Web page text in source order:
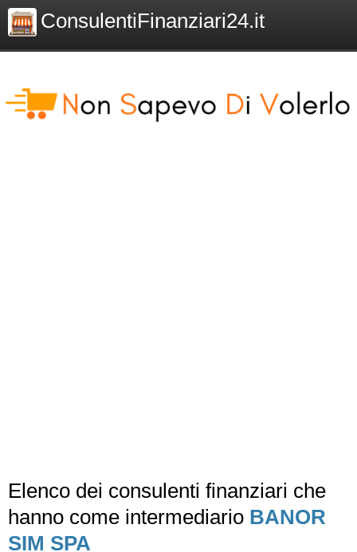
ConsulentiFinanziari24.it
Elenco dei consulenti finanziari che
hanno come intermediario BANOR
SIM SPA